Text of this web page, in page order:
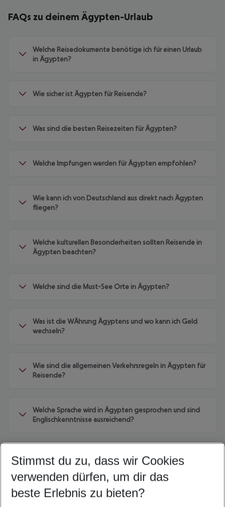
FAQs zu deinem Ägypten-Urlaub
Welche Reisedokumente benötige ich für einen Urlaub
in Ägypten?
Wie sicher ist Ägypten für Reisende?
Was sind die besten Reisezeiten für Ägypten?
Welche Impfungen werden für Ägypten empfohlen?
Wie kann ich von Deutschland aus direkt nach Ägypten
fliegen?
Welche kulturellen Besonderheiten sollten Reisende in
Ägypten beachten?
Welche sind die Must-See Orte in Ägypten?
Was ist die WÄhrung Ägyptens und wo kann ich Geld
wechseln?
Wie sind die allgemeinen Verkehrsregeln in Ägypten für
Reisende?
Welche Sprache wird in Ägypten gesprochen und sind
Englischkenntnisse ausreichend?
Quicklinks
Stimmst du zu, dass wir Cookies
verwenden dürfen, um dir das
beste Erlebnis zu bieten?